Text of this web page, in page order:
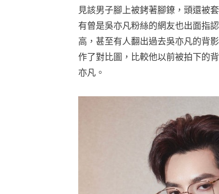
見該男子腳上被銬著腳鐐，頭還被
有曾是吳亦凡粉絲的網友也出面指
高，甚至有人翻出過去吳亦凡的背
作了對比圖，比較他以前被拍下的
亦凡。